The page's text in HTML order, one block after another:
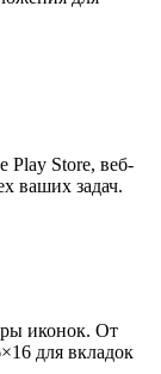
Play Store, веб-
ваших задач.
иконок. От
для вкладок